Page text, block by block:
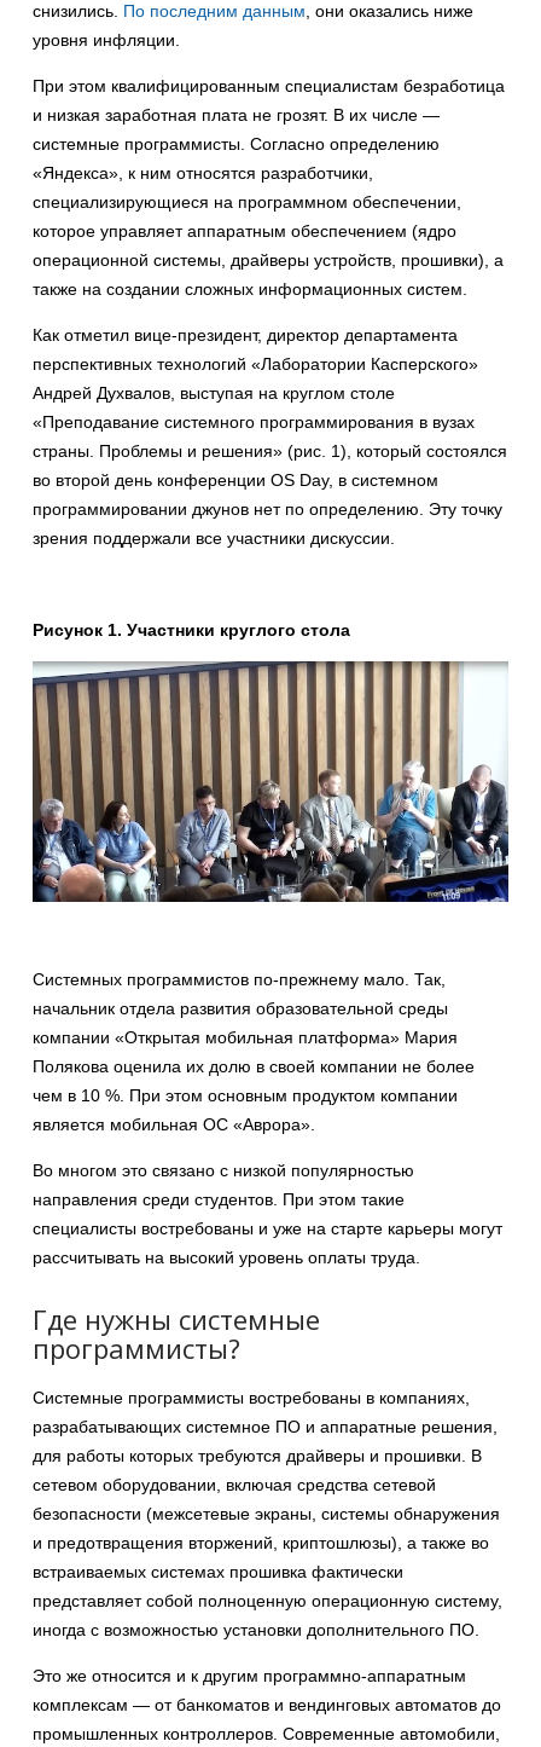
снизились. По последним данным, они оказались ниже
уровня инфляции.
При этом квалифицированным специалистам безработица
и низкая заработная плата не грозят. В их числе —
системные программисты. Согласно определению
«Яндекса», к ним относятся разработчики,
специализирующиеся на программном обеспечении,
которое управляет аппаратным обеспечением (ядро
операционной системы, драйверы устройств, прошивки), а
также на создании сложных информационных систем.
Как отметил вице-президент, директор департамента
перспективных технологий «Лаборатории Касперского»
Андрей Духвалов, выступая на круглом столе
«Преподавание системного программирования в вузах
страны. Проблемы и решения» (рис. 1), который состоялся
во второй день конференции OS Day, в системном
программировании джунов нет по определению. Эту точку
зрения поддержали все участники дискуссии.
Рисунок 1. Участники круглого стола
Системных программистов по-прежнему мало. Так,
начальник отдела развития образовательной среды
компании «Открытая мобильная платформа» Мария
Полякова оценила их долю в своей компании не более
чем в 10 %. При этом основным продуктом компании
является мобильная ОС «Аврора».
Во многом это связано с низкой популярностью
направления среди студентов. При этом такие
специалисты востребованы и уже на старте карьеры могут
рассчитывать на высокий уровень оплаты труда.
Где нужны системные
программисты?
Системные программисты востребованы в компаниях,
разрабатывающих системное ПО и аппаратные решения,
для работы которых требуются драйверы и прошивки. В
сетевом оборудовании, включая средства сетевой
безопасности (межсетевые экраны, системы обнаружения
и предотвращения вторжений, криптошлюзы), а также во
встраиваемых системах прошивка фактически
представляет собой полноценную операционную систему,
иногда с возможностью установки дополнительного ПО.
Это же относится и к другим программно-аппаратным
комплексам — от банкоматов и вендинговых автоматов до
промышленных контроллеров. Современные автомобили,